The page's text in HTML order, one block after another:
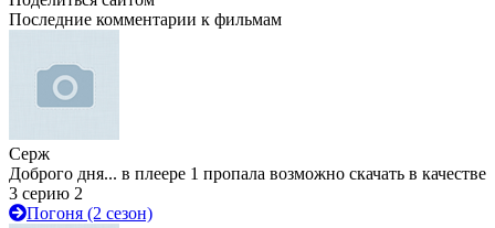
Последние комментарии к фильмам
Серж
Доброго дня... в плеере 1 пропала возможно скачать в качестве
3 серию 2
Погоня (2 сезон)